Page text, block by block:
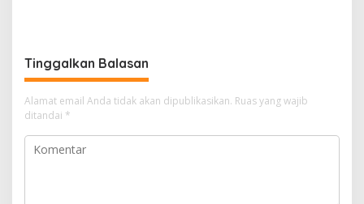
Tinggalkan Balasan
Alamat email Anda tidak akan dipublikasikan. Ruas yang wajib
ditandai *